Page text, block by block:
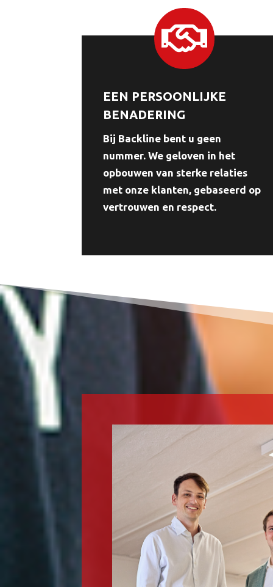

EEN PERSOONLIJKE
BENADERING
Bij Backline bent u geen
nummer. We geloven in het
opbouwen van sterke relaties
met onze klanten, gebaseerd op
vertrouwen en respect.